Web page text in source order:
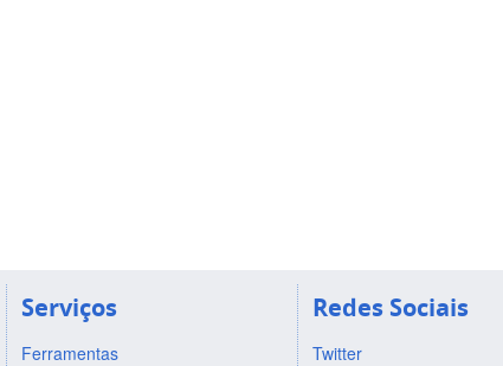
Serviços
Ferramentas
Redes Sociais
Twitter